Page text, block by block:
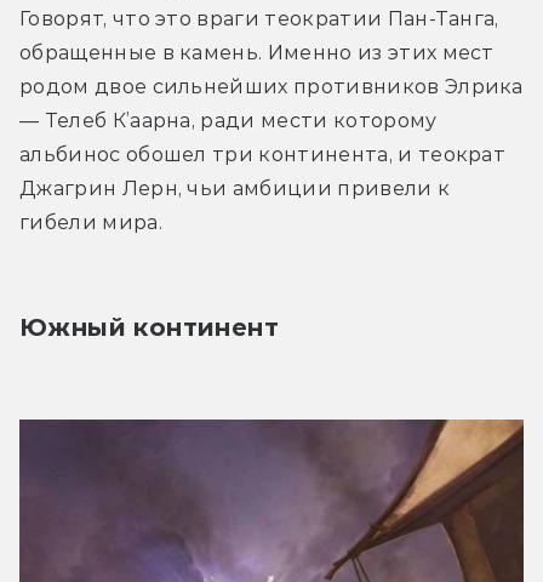
Говорят, что это враги теократии Пан-Танга,
обращенные в камень. Именно из этих мест
родом двое сильнейших противников Элрика
— Телеб К’аарна, ради мести которому
альбинос обошел три континента, и теократ
Джагрин Лерн, чьи амбиции привели к
гибели мира.
Южный континент